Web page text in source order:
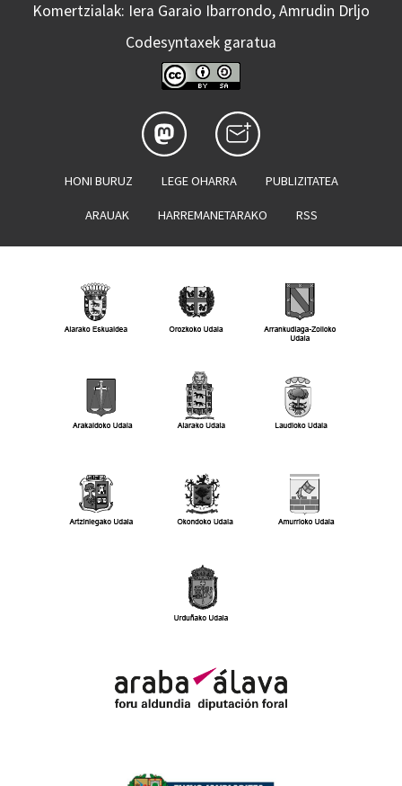
Komertzialak: Iera Garaio Ibarrondo, Amrudin Drljo
Codesyntaxek garatua
HONI BURUZ LEGE OHARRA PUBLIZITATEA
ARAUAK HARREMANETARAKO RSS